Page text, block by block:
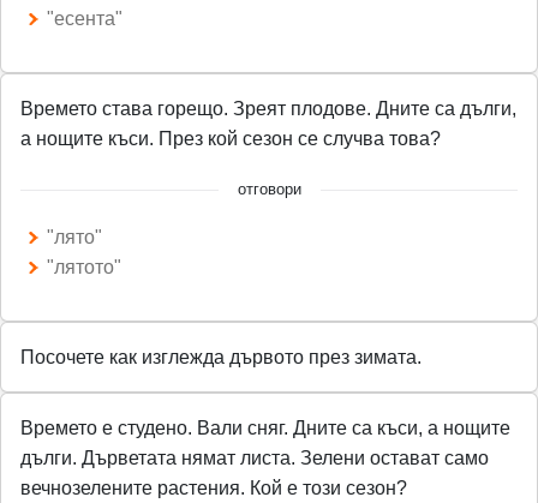
"есента"
Времето става горещо. Зреят плодове. Дните са дълги,
а нощите къси. През кой сезон се случва това?
отговори
"лято"
"лятото"
Посочете как изглежда дървото през зимата.
Времето е студено. Вали сняг. Дните са къси, а нощите
дълги. Дърветата нямат листа. Зелени остават само
вечнозелените растения. Кой е този сезон?